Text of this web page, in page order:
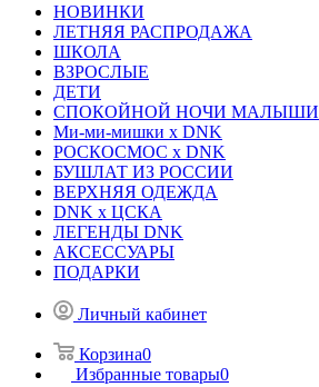
НОВИНКИ
ЛЕТНЯЯ РАСПРОДАЖА
ШКОЛА
ВЗРОСЛЫЕ
ДЕТИ
СПОКОЙНОЙ НОЧИ МАЛЫШИ
Ми-ми-мишки x DNK
РОСКОСМОС x DNK
БУШЛАТ ИЗ РОССИИ
ВЕРХНЯЯ ОДЕЖДА
DNK x ЦСКА
ЛЕГЕНДЫ DNK
АКСЕССУАРЫ
ПОДАРКИ
Личный кабинет
Корзина0
Избранные товары0